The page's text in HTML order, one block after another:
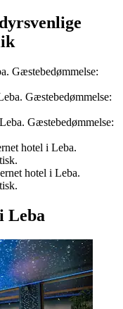
Gæstebedømmelse:
Gæstebedømmelse:
Gæstebedømmelse:
hotel i Leba.
hotel i Leba.
Leba